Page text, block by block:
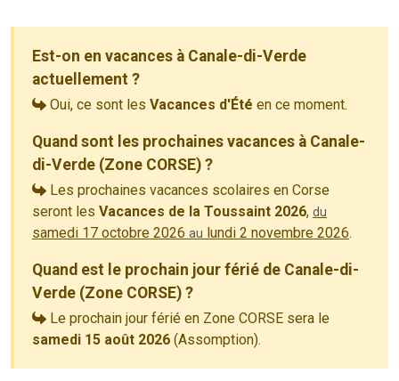
Est-on en vacances à Canale-di-Verde
actuellement ?
Oui, ce sont les Vacances d'Été en ce moment.
Quand sont les prochaines vacances à Canale-
di-Verde (Zone CORSE) ?
Les prochaines vacances scolaires en Corse
seront les Vacances de la Toussaint 2026, du
samedi 17 octobre 2026 au lundi 2 novembre 2026.
Quand est le prochain jour férié de Canale-di-
Verde (Zone CORSE) ?
Le prochain jour férié en Zone CORSE sera le
samedi 15 août 2026 (Assomption).